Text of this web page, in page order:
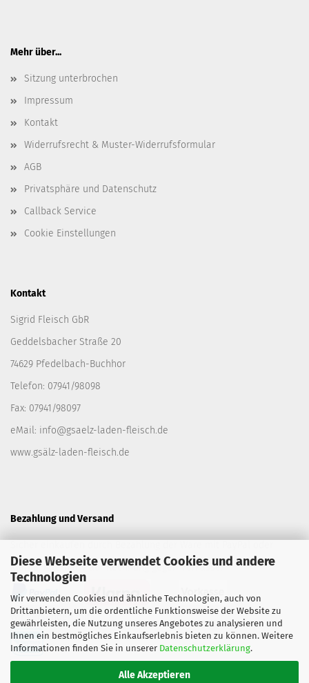
Diese Webseite verwendet Cookies und andere
Technologien
Wir verwenden Cookies und ähnliche Technologien, auch von
Drittanbietern, um die ordentliche Funktionsweise der Website zu
gewährleisten, die Nutzung unseres Angebotes zu analysieren und
Ihnen ein bestmögliches Einkaufserlebnis bieten zu können. Weitere
Informationen finden Sie in unserer Datenschutzerklärung.
Alle Akzeptieren
Mehr über...
Sitzung unterbrochen
Impressum
Kontakt
Widerrufsrecht & Muster-Widerrufsformular
AGB
Privatsphäre und Datenschutz
Callback Service
Cookie Einstellungen
Kontakt
Sigrid Fleisch GbR
Geddelsbacher Straße 20
74629 Pfedelbach-Buchhor
Telefon: 07941/98098
Fax: 07941/98097
eMail: info@gsaelz-laden-fleisch.de
www.gsälz-laden-fleisch.de
Bezahlung und Versand
Klarna. Alternativ auf Rechnung gegen Vorkasse.
Wir versenden mit